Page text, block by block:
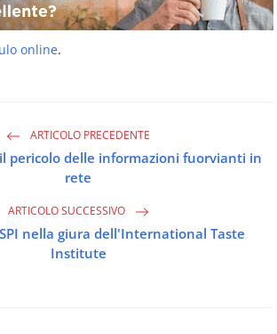
online.
ARTICOLO PRECEDENTE
pericolo delle informazioni fuorvianti in
rete
ARTICOLO SUCCESSIVO
nella giura dell'International Taste
Institute